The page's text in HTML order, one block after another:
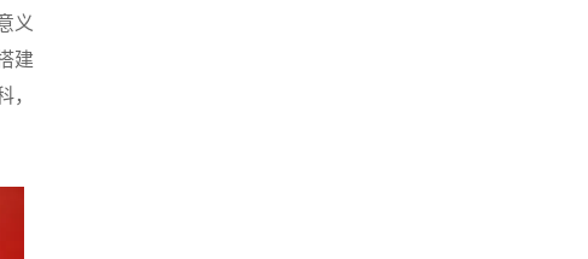
义
建
，